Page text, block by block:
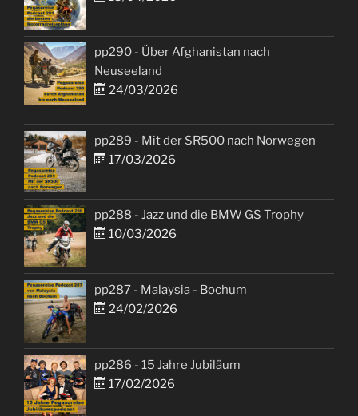
pp290 - Über Afghanistan nach
Neuseeland
24/03/2026
pp289 - Mit der SR500 nach Norwegen
17/03/2026
pp288 - Jazz und die BMW GS Trophy
10/03/2026
pp287 - Malaysia - Bochum
24/02/2026
pp286 - 15 Jahre Jubiläum
17/02/2026